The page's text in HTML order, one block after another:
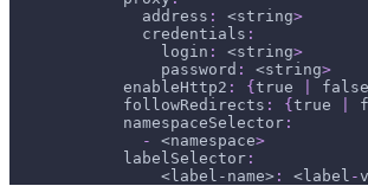
address : <string>
credentials :
login : <string>
password : <string>
enableHttp2 : {true false
followRedirects : {true
namespaceSelector :
-
<namespace>
labelSelector :
<label-name> : <label -